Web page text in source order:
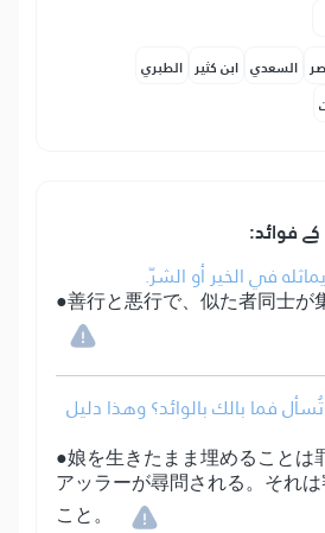
السعدي ابن كثير الطبري
فوائد:
في الخير أو الشرّ.
●善行と悪行で、似た者同士が
فما بالك بالوائد؟ وهذا دليل
●娘を生きたまま埋めることは
アッラーが尋問される。それ
こと。